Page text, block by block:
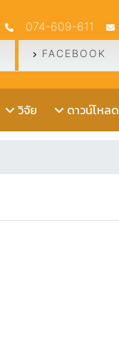
074-609-611
FACEBOOK
วิจัย ดาวน์โหลด